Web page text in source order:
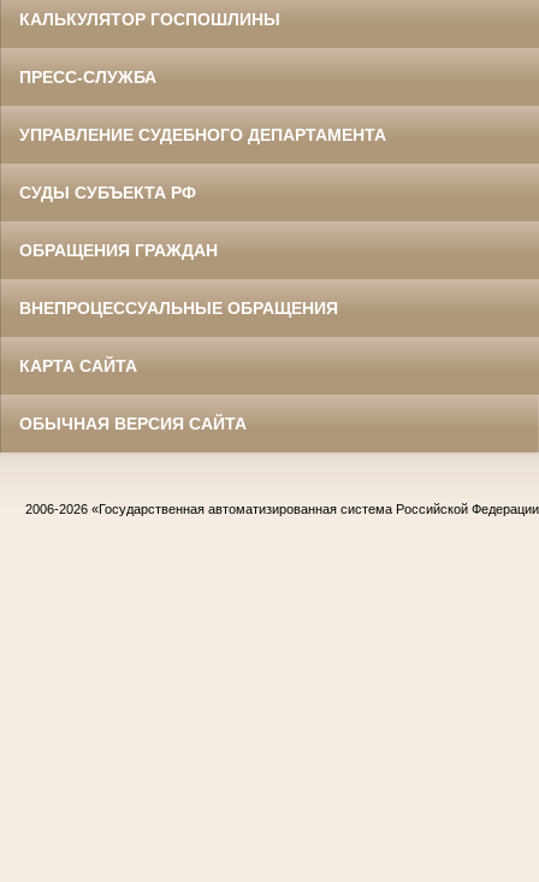
КАЛЬКУЛЯТОР ГОСПОШЛИНЫ
ПРЕСС-СЛУЖБА
УПРАВЛЕНИЕ СУДЕБНОГО ДЕПАРТАМЕНТА
СУДЫ СУБЪЕКТА РФ
ОБРАЩЕНИЯ ГРАЖДАН
ВНЕПРОЦЕССУАЛЬНЫЕ ОБРАЩЕНИЯ
КАРТА САЙТА
ОБЫЧНАЯ ВЕРСИЯ САЙТА
2006-2026 «Государственная автоматизированная система Российской